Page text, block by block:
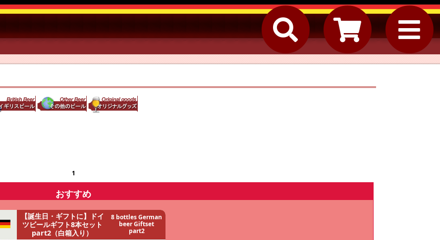
1
おすすめ
【誕生日・ギフトに】ドイ
ツビールギフト8本セット
part2（白箱入り）
8 bottles German
beer Giftset
part2